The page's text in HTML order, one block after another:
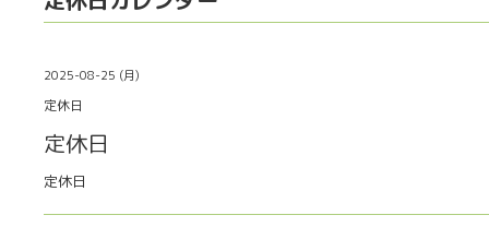
2025-08-25 (月)
定休日
定休日
定休日